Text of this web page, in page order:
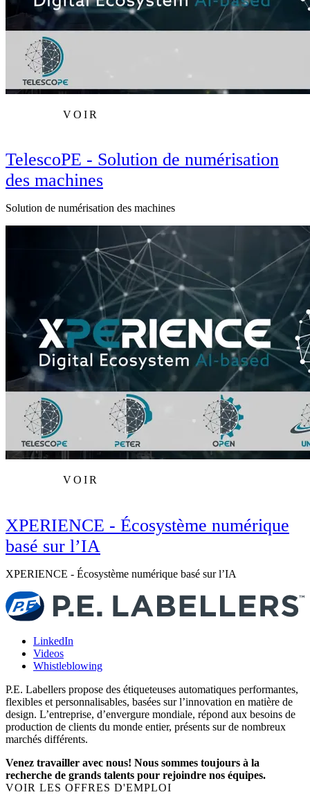
VOIR
TelescoPE - Solution de numérisation
des machines
Solution de numérisation des machines
VOIR
XPERIENCE - Écosystème numérique
basé sur l’IA
XPERIENCE - Écosystème numérique basé sur l’IA
LinkedIn
Videos
Whistleblowing
P.E. Labellers propose des étiqueteuses automatiques performantes,
flexibles et personnalisables, basées sur l’innovation en matière de
design. L’entreprise, d’envergure mondiale, répond aux besoins de
production de clients du monde entier, présents sur de nombreux
marchés différents.
Venez travailler avec nous! Nous sommes toujours à la
recherche de grands talents pour rejoindre nos équipes.
VOIR LES OFFRES D'EMPLOI